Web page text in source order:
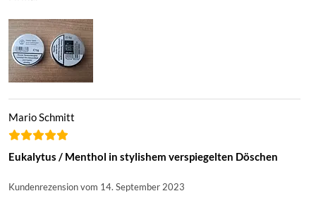
Mario Schmitt
Eukalytus / Menthol in stylishem verspiegelten Döschen
Kundenrezension vom 14. September 2023